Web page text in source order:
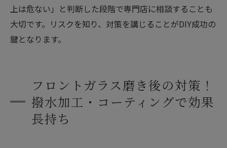
上は危ない」と判断した段階で専門店に相談することも
大切です。リスクを知り、対策を講じることがDIY成功の
鍵となります。
フロントガラス磨き後の対策！
撥水加工・コーティングで効果
長持ち